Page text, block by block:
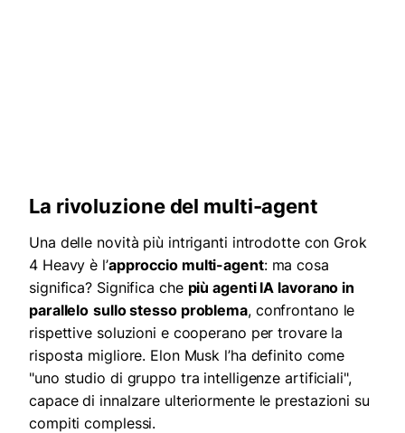
La rivoluzione del multi-agent
Una delle novità più intriganti introdotte con Grok
4 Heavy è l’approccio multi-agent: ma cosa
significa? Significa che più agenti IA lavorano in
parallelo sullo stesso problema, confrontano le
rispettive soluzioni e cooperano per trovare la
risposta migliore. Elon Musk l’ha definito come
"uno studio di gruppo tra intelligenze artificiali",
capace di innalzare ulteriormente le prestazioni su
compiti complessi.